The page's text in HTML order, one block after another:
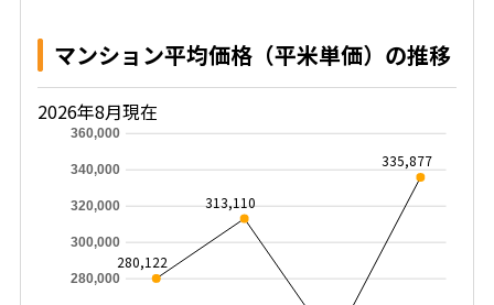
マンション平均価格（平米単価）の推移
2026年8月現在
280,000
300,000
320,000
340,000
360,000
280,122
313,110
335,877